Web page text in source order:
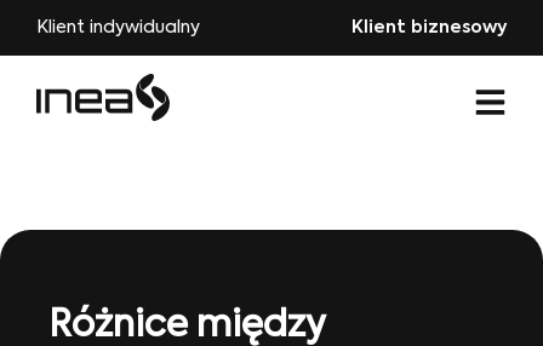
Klient indywidualny Klient biznesowy
Różnice między